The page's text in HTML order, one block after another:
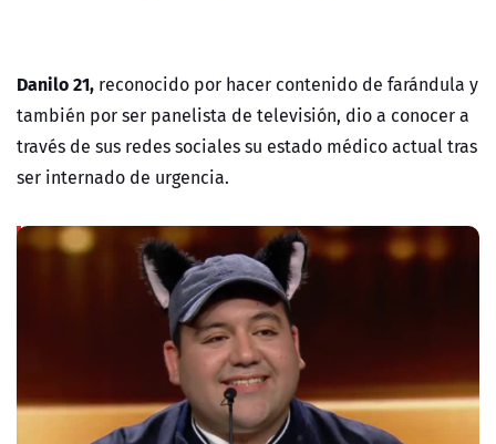
Danilo 21, reconocido por hacer contenido de farándula y
también por ser panelista de televisión, dio a conocer a
través de sus redes sociales su estado médico actual tras
ser internado de urgencia.